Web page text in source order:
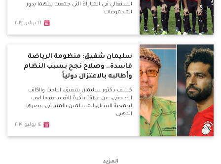
السنغالي فى المباراة التى جمعت بينهما بدور
المجموعات
٢١ يوليو ٢٠١٩
سليمان شفيق: منظومة الرياضة
فاسدة.. وصلاح نجح بسبب النظام
وأطالبه بالاعتزال دولياً
كشف دكتور سليمان شفيق، الباحث والكاتب
الصحفي، عن علاقته بكرة القدم عندما لعب
لجمعية الشبان المسلمين بالمنيا فى عصرها
الذهبي
١٤ يوليو ٢٠١٩
المزيد